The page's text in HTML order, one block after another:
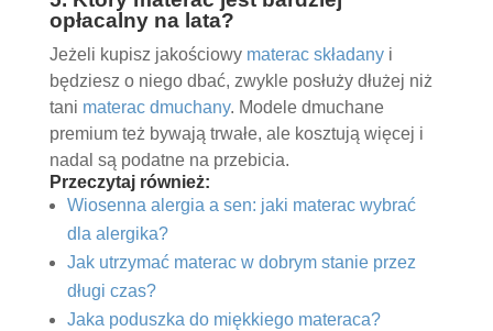
opłacalny na lata?
Jeżeli kupisz jakościowy materac składanyi
będziesz o niego dbać, zwykle posłuży dłużej niż
tani materac dmuchany. Modele dmuchane
premium też bywają trwałe, ale kosztują więcej i
nadal są podatne na przebicia.
Przeczytaj również:
Wiosenna alergia a sen: jaki materac wybrać
dla alergika?
Jak utrzymać materac w dobrym stanie przez
długi czas?
Jaka poduszka do miękkiego materaca?